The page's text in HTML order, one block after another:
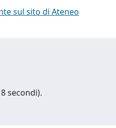
sul sito di Ateneo
secondi).